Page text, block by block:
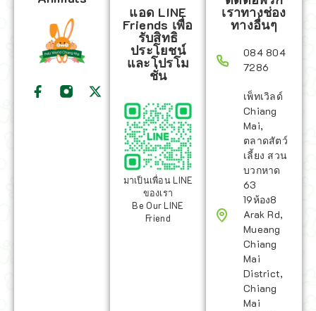
แอด LINE
Friends เพื่อ
รับสิทธิ
ประโยชน์
และโปรโม
ชั่น
มาเป็นเพื่อน LINE
ของเรา
Be Our LINE
Friend
เราทางช่อง
ทางอื่นๆ
084 804
7286
เพ็ทเวิลด์
Chiang
Mai,
ตลาดสัตว์
เลี้ยง สวน
บวกหาด
63
19ห้อง8
Arak Rd,
Mueang
Chiang
Mai
District,
Chiang
Mai